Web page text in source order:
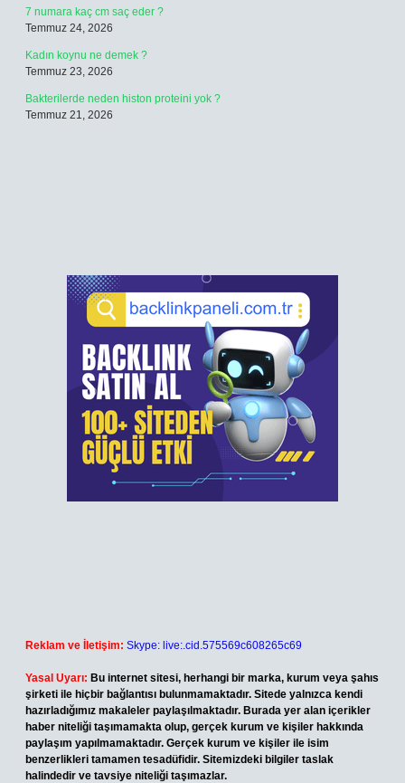
7 numara kaç cm saç eder ?
Temmuz 24, 2026
Kadın koynu ne demek ?
Temmuz 23, 2026
Bakterilerde neden histon proteini yok ?
Temmuz 21, 2026
Reklam ve İletişim: Skype: live:.cid.575569c608265c69
Yasal Uyarı: Bu internet sitesi, herhangi bir marka, kurum veya şahıs
şirketi ile hiçbir bağlantısı bulunmamaktadır. Sitede yalnızca kendi
hazırladığımız makaleler paylaşılmaktadır. Burada yer alan içerikler
haber niteliği taşımamakta olup, gerçek kurum ve kişiler hakkında
paylaşım yapılmamaktadır. Gerçek kurum ve kişiler ile isim
benzerlikleri tamamen tesadüfidir. Sitemizdeki bilgiler taslak
halindedir ve tavsiye niteliği taşımazlar.